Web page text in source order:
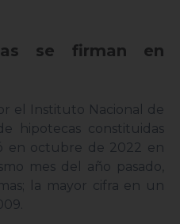
se firman en
el Instituto Nacional de
hipotecas constituidas
en octubre de 2022 en
mes del año pasado,
la mayor cifra en un